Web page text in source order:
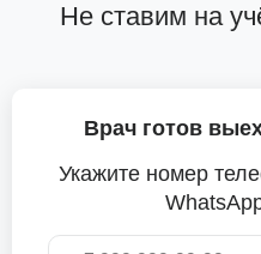
Не ставим на
Врач готов
Укажите номер